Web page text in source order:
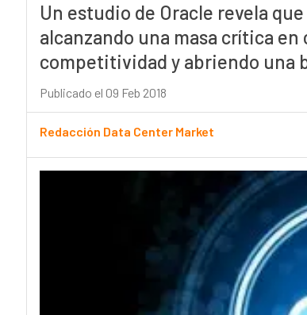
Un estudio de Oracle revela
alcanzando una masa crítica
competitividad y abriendo una
Publicado el 09 Feb 2018
Redacción Data Center Market